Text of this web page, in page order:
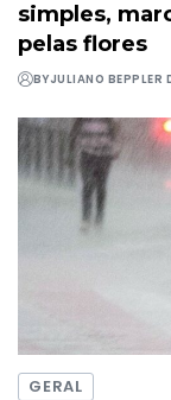
simples,
pelas flores
BYJULIANO BEPPLER
GERAL